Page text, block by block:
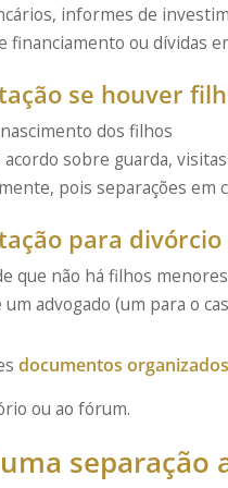
informes de
financiamento ou dívidas
se houver
dos filhos
sobre guarda,
pois separações em
para
que não há filhos
um advogado (um para o
documentos
ou ao fórum.
separação